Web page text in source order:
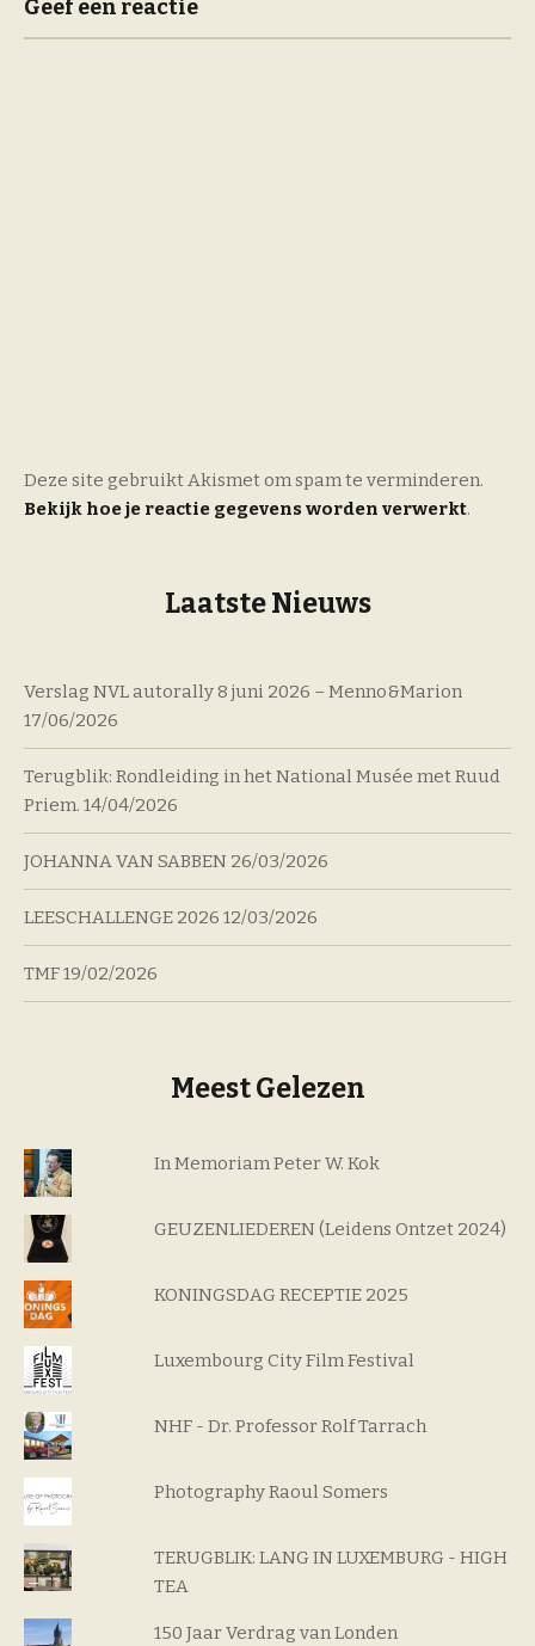
Geef een reactie
Deze site gebruikt Akismet om spam te verminderen.
Bekijk hoe je reactie gegevens worden verwerkt.
Laatste Nieuws
Verslag NVL autorally 8 juni 2026 – Menno&Marion
17/06/2026
Terugblik: Rondleiding in het National Musée met Ruud
Priem. 14/04/2026
JOHANNA VAN SABBEN 26/03/2026
LEESCHALLENGE 2026 12/03/2026
TMF19/02/2026
Meest Gelezen
In Memoriam Peter W. Kok
GEUZENLIEDEREN (Leidens Ontzet 2024)
KONINGSDAG RECEPTIE 2025
Luxembourg City Film Festival
NHF - Dr. Professor Rolf Tarrach
Photography Raoul Somers
TERUGBLIK: LANG IN LUXEMBURG - HIGH
TEA
150 Jaar Verdrag van Londen